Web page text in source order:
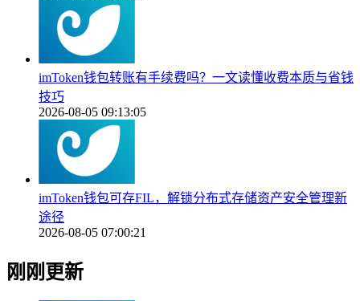
imToken钱包转账有手续费吗？一文读懂收费本质与省钱
技巧
2026-08-05 09:13:05
imToken钱包可存FIL，解锁分布式存储资产安全管理新
途径
2026-08-05 07:00:21
刚刚更新